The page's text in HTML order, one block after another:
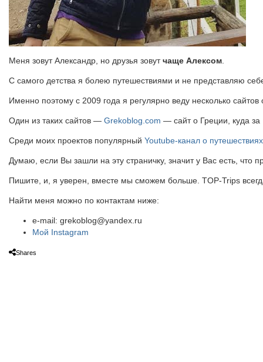
Меня зовут Александр, но друзья зовутчаще Алексом
С самого детства я болею путешествиями и не представляю
Именно поэтому с 2009 года я регулярно веду несколько
Один из таких сайтов — Grekoblog.com — сайт о Греции, куда за
Среди моих проектов популярный Youtube-канал о путешествиях
Думаю, если Вы зашли на эту страничку, значит у Вас есть, что
Пишите, и, я уверен, вместе мы сможем больше. TOP-Trips
Найти меня можно по контактам ниже:
e-mail: grekoblog@yandex.ru
Мой Instagram
Shares